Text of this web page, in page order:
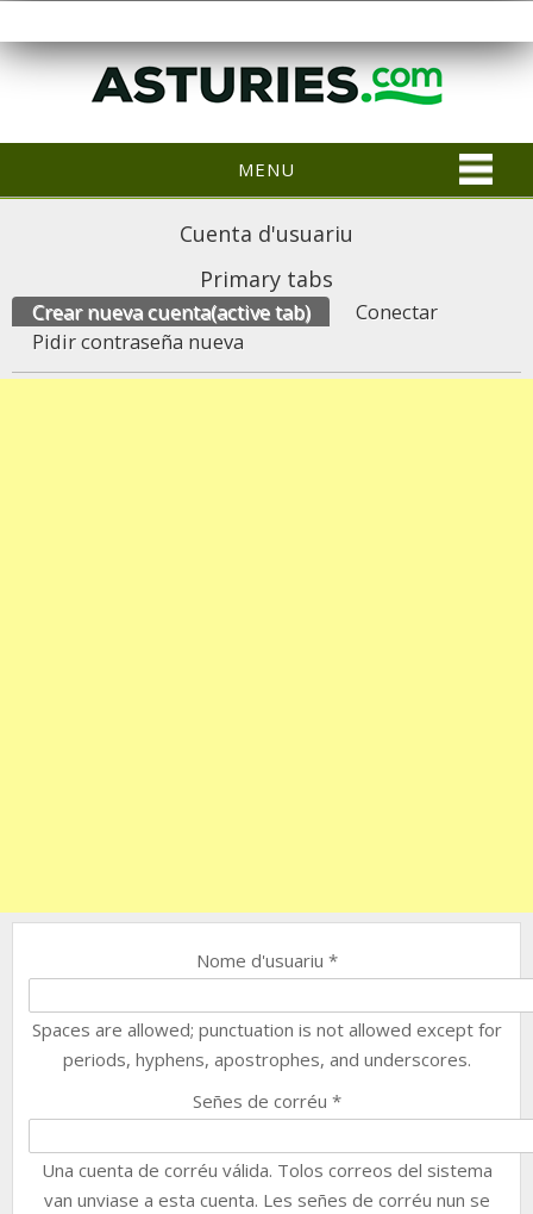
MENU
Cuenta d'usuariu
Primary tabs
Crear nueva cuenta(active tab)
Conectar
Pidir contraseña nueva
Nome d'usuariu *
Spaces are allowed; punctuation is not allowed except for
periods, hyphens, apostrophes, and underscores.
Señes de corréu *
Una cuenta de corréu válida. Tolos correos del sistema
van unviase a esta cuenta. Les señes de corréu nun se